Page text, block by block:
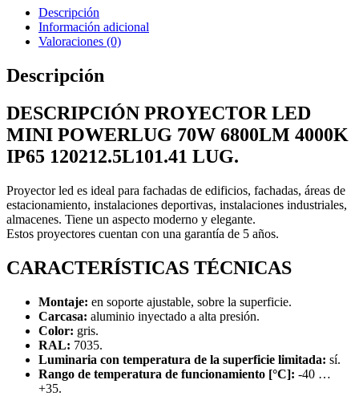
120212.5L101.41
LUG
cantidad
Descripción
Información adicional
Valoraciones (0)
Descripción
DESCRIPCIÓN PROYECTOR LED
MINI POWERLUG 70W 6800LM 4000K
IP65 120212.5L101.41 LUG.
Proyector led es ideal para fachadas de edificios, fachadas, áreas de
estacionamiento, instalaciones deportivas, instalaciones industriales,
almacenes. Tiene un aspecto moderno y elegante.
Estos proyectores cuentan con una garantía de 5 años.
CARACTERÍSTICAS TÉCNICAS
Montaje: en soporte ajustable, sobre la superficie.
Carcasa: aluminio inyectado a alta presión.
Color: gris.
RAL: 7035.
Luminaria con temperatura de la superficie limitada: sí.
Rango de temperatura de funcionamiento [°C]: -40 …
+35.